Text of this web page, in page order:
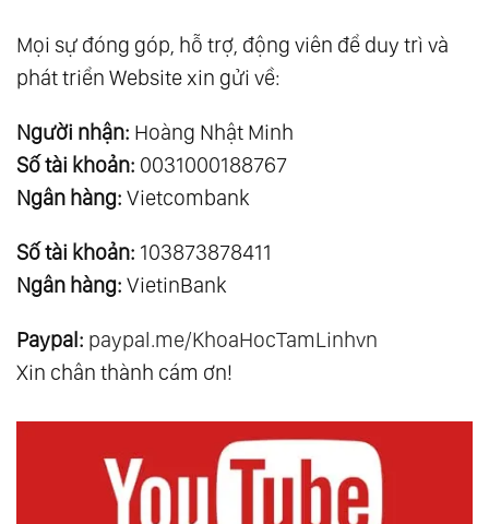
Mọi sự đóng góp, hỗ trợ, động viên để duy trì và
phát triển Website xin gửi về:
Người nhận: Hoàng Nhật Minh
Số tài khoản: 0031000188767
Ngân hàng: Vietcombank
Số tài khoản: 103873878411
Ngân hàng: VietinBank
Paypal: paypal.me/KhoaHocTamLinhvn
Xin chân thành cám ơn!